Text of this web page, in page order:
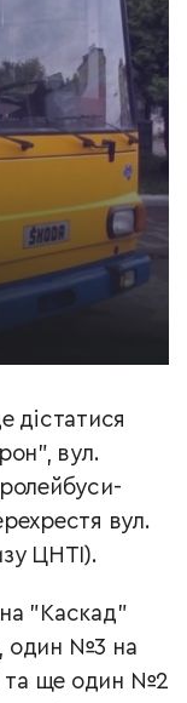
дістатися
вул.
вул.
ЦНТІ).
"Каскад"
один №3 на
та ще один №2